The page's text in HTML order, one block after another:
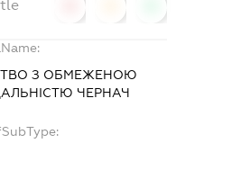
З ОБМЕЖЕНОЮ
ЧЕРНАЧ